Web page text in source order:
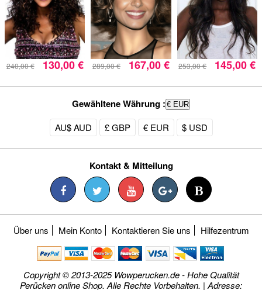
240,00 € 130,00 € 289,00 € 167,00 € 253,00 € 145,00 €
Gewähltene Währung : € EUR
AU$ AUD £ GBP € EUR $ USD
Kontakt & Mitteilung
Über uns Mein Konto Kontaktieren Sie uns Hilfezentrum
Copyright © 2013-2025 Wowperucken.de - Hohe Qualität
Perücken online Shop. Alle Rechte Vorbehalten. | Adresse: